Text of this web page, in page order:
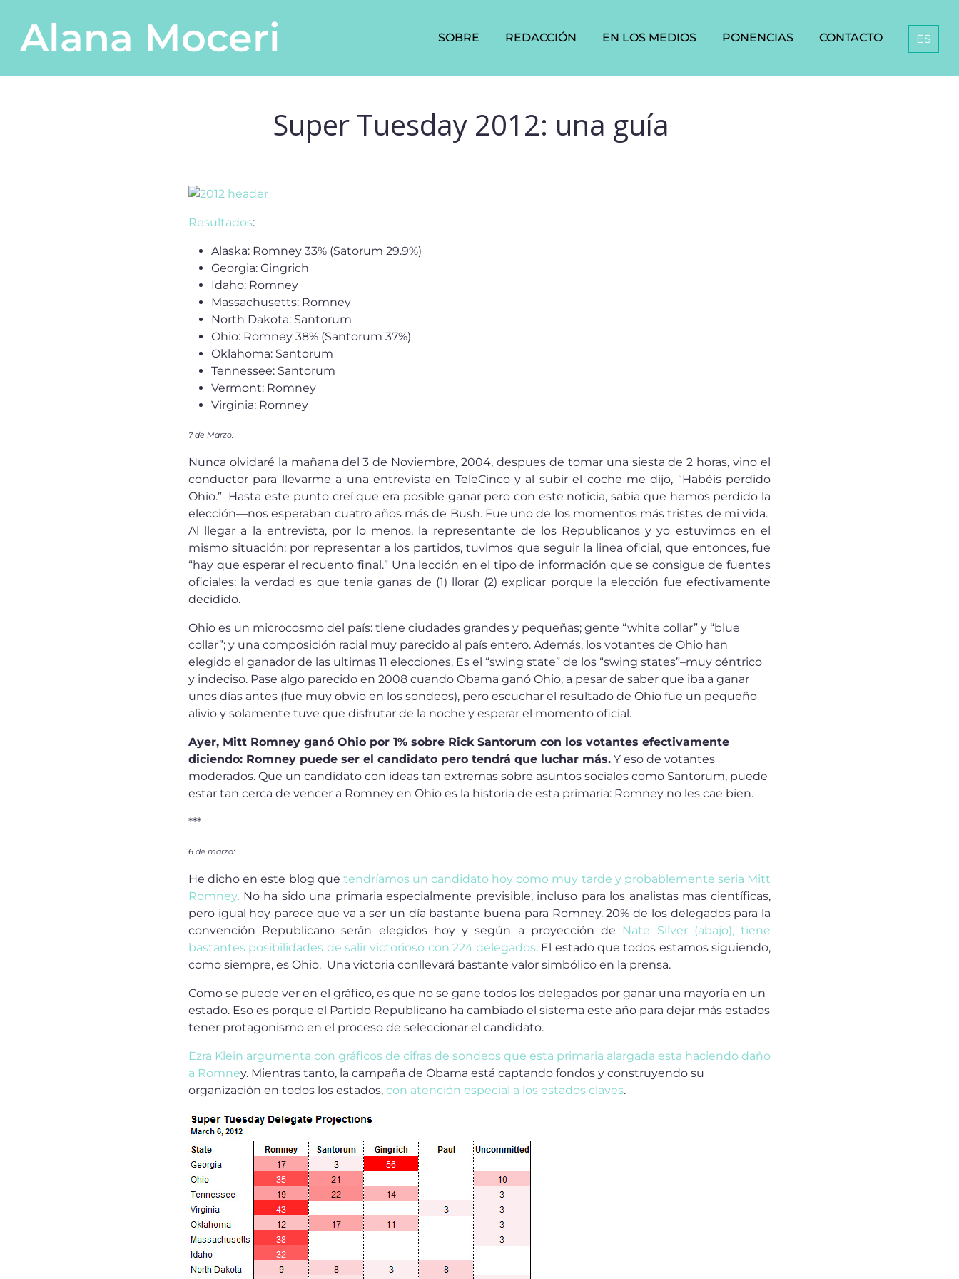
Navegación principal
Alana Moceri SOBRE REDACCIÓN EN LOS MEDIOS PONENCIAS CONTACTO ES
Super Tuesday 2012: una guía
Resultados:
Alaska: Romney 33% (Satorum 29.9%)
Georgia: Gingrich
Idaho: Romney
Massachusetts: Romney
North Dakota: Santorum
Ohio: Romney 38% (Santorum 37%)
Oklahoma: Santorum
Tennessee: Santorum
Vermont: Romney
Virginia: Romney
7 de Marzo:
Nunca olvidaré la mañana del 3 de Noviembre, 2004, despues de tomar una siesta de 2 horas, vino el
conductor para llevarme a una entrevista en TeleCinco y al subir el coche me dijo, “Habéis perdido
Ohio.” Hasta este punto creí que era posible ganar pero con este noticia, sabia que hemos perdido la
elección—nos esperaban cuatro años más de Bush. Fue uno de los momentos más tristes de mi vida.
Al llegar a la entrevista, por lo menos, la representante de los Republicanos y yo estuvimos en el
mismo situación: por representar a los partidos, tuvimos que seguir la linea oficial, que entonces, fue
“hay que esperar el recuento final.” Una lección en el tipo de información que se consigue de fuentes
oficiales: la verdad es que tenia ganas de (1) llorar (2) explicar porque la elección fue efectivamente
decidido.
Ohio es un microcosmo del país: tiene ciudades grandes y pequeñas; gente “white collar” y “blue
collar”; y una composición racial muy parecido al país entero. Además, los votantes de Ohio han
elegido el ganador de las ultimas 11 elecciones. Es el “swing state” de los “swing states”–muy céntrico
y indeciso. Pase algo parecido en 2008 cuando Obama ganó Ohio, a pesar de saber que iba a ganar
unos días antes (fue muy obvio en los sondeos), pero escuchar el resultado de Ohio fue un pequeño
alivio y solamente tuve que disfrutar de la noche y esperar el momento oficial.
Ayer, Mitt Romney ganó Ohio por 1% sobre Rick Santorum con los votantes efectivamente
diciendo: Romney puede ser el candidato pero tendrá que luchar más. Y eso de votantes
moderados. Que un candidato con ideas tan extremas sobre asuntos sociales como Santorum, puede
estar tan cerca de vencer a Romney en Ohio es la historia de esta primaria: Romney no les cae bien.
***
6 de marzo:
He dicho en este blog que tendríamos un candidato hoy como muy tarde y probablemente seria Mitt
Romney. No ha sido una primaria especialmente previsible, incluso para los analistas mas científicas,
pero igual hoy parece que va a ser un día bastante buena para Romney. 20% de los delegados para la
convención Republicano serán elegidos hoy y según a proyección de Nate Silver (abajo), tiene
bastantes posibilidades de salir victorioso con 224 delegados. El estado que todos estamos siguiendo,
como siempre, es Ohio. Una victoria conllevará bastante valor simbólico en la prensa.
Como se puede ver en el gráfico, es que no se gane todos los delegados por ganar una mayoría en un
estado. Eso es porque el Partido Republicano ha cambiado el sistema este año para dejar más estados
tener protagonismo en el proceso de seleccionar el candidato.
Ezra Klein argumenta con gráficos de cifras de sondeos que esta primaria alargada esta haciendo daño
a Romney. Mientras tanto, la campaña de Obama está captando fondos y construyendo su
organización en todos los estados, con atención especial a los estados claves.